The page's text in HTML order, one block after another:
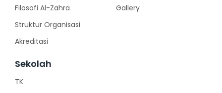
Filosofi Al-Zahra
Struktur Organisasi
Akreditasi
Gallery
Sekolah
TK